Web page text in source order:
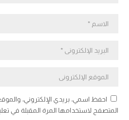
احفظ اسمي، بريدي الإلكتروني،
المتصفح لاستخدامها المرة المقبلة في